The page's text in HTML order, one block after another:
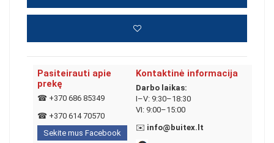
Pasiteirauti apie
prekę
☎ +370 686 85349
☎ +370 614 70570
Sekite mus Facebook
Kontaktinė informacija
Darbo laikas:
I–V: 9:30–18:30
VI: 9:00–15:00
✉️ info@buitex.lt